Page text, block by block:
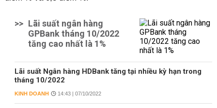
>> Lãi suất ngân hàng
GPBank tháng 10/2022
tăng cao nhất là 1%
Lãi suất Ngân hàng HDBank tăng tại nhiều kỳ hạn trong
tháng 10/2022
KINH DOANH 14:43 | 07/10/2022